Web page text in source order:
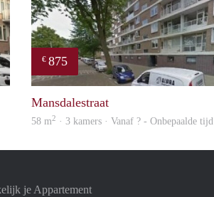
rent
€ 875
Mansdalestraat
58 m2 · 3 kamers · Vanaf ? - Onbepaalde tijd
je Appartement